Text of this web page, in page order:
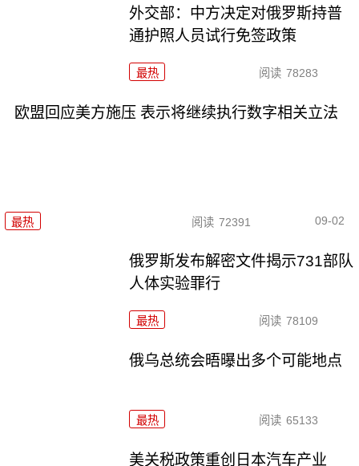
外交部：中方决定对俄罗斯持普
通护照人员试行免签政策
最热 阅读 78283
欧盟回应美方施压 表示将继续执行数字相关立法
最热 阅读 72391 09-02
俄罗斯发布解密文件揭示731部队
人体实验罪行
最热 阅读 78109
俄乌总统会晤曝出多个可能地点
最热 阅读 65133
美关税政策重创日本汽车产业